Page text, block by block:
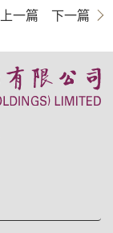
上一篇 下一篇